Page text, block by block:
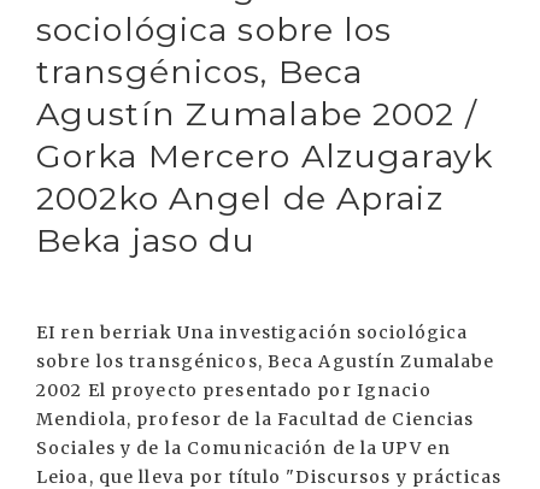
sociológica sobre los
transgénicos, Beca
Agustín Zumalabe 2002 /
Gorka Mercero Alzugarayk
2002ko Angel de Apraiz
Beka jaso du
EI ren berriak Una investigación sociológica
sobre los transgénicos, Beca Agustín Zumalabe
2002 El proyecto presentado por Ignacio
Mendiola, profesor de la Facultad de Ciencias
Sociales y de la Comunicación de la UPV en
Leioa, que lleva por título "Discursos y prácticas